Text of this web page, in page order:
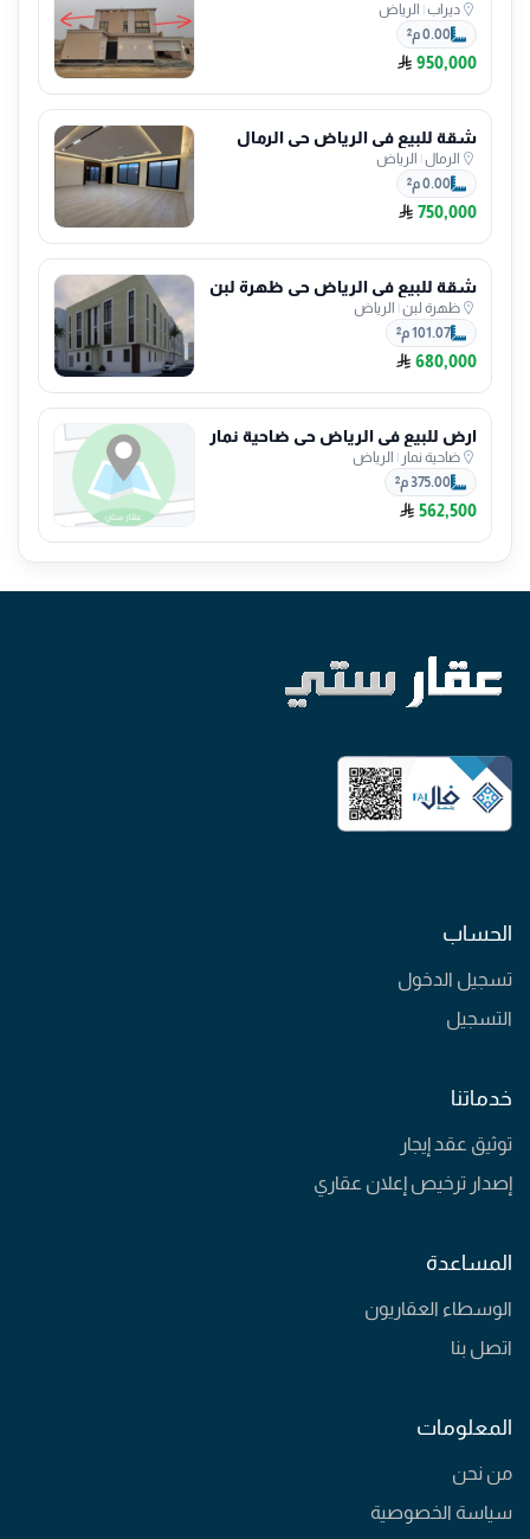
ديراب| الرياض
0.00 م²
950,000
شقة للبيع في الرياض حي الرمال
الرمال| الرياض
0.00 م²
750,000
شقة للبيع في الرياض حي ظهرة لبن
ظهرة لبن| الرياض
101.07 م²
680,000
ارض للبيع في الرياض حي ضاحية نمار
ضاحية نمار | الرياض
375.00 م²
562,500
الحساب
تسجيل الدخول
التسجيل
خدماتنا
توثيق عقد إيجار
إصدار ترخيص إعلان عقاري
المساعدة
الوسطاء العقاريون
اتصل بنا
المعلومات
من نحن
سياسة الخصوصية